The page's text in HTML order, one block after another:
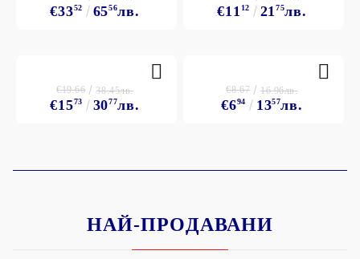
€3352 6556лв. €11 12 2175лв.
€1573 3077лв.
€19.66 38.45лв.
€694 1357лв.
€8.67 16.96лв.
НАЙ-ПРОДАВАНИ